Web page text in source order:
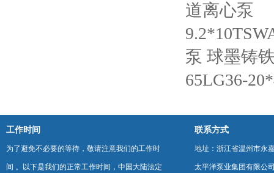
道离心泵
泵 球墨铸
65LG36-
工作时间
为了避免不必要的等待，敬请注意我们的工作时
间 。以下是我们的正常工作时间，中国大陆法定
联系方式
地址：浙江省温州市永
太平洋泵业集团有限公